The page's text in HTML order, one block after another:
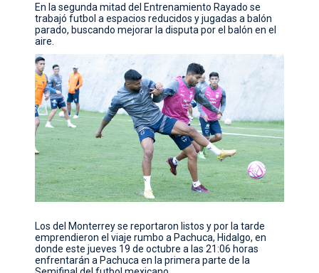
En la segunda mitad del Entrenamiento Rayado se
trabajó futbol a espacios reducidos y jugadas a balón
parado, buscando mejorar la disputa por el balón en el
aire.
Los del Monterrey se reportaron listos y por la tarde
emprendieron el viaje rumbo a Pachuca, Hidalgo, en
donde este jueves 19 de octubre a las 21:06 horas
enfrentarán a Pachuca en la primera parte de la